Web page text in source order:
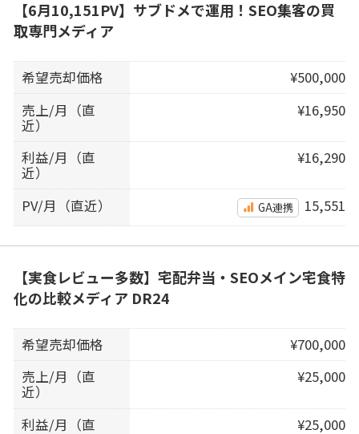
【6月10,151PV】サブドメで運用！SEO集客の買
取専門メディア
希望売却価格
¥500,000
売上/月（直
近）
¥16,950
利益/月（直
近）
¥16,290
PV/月（直近） GA連携 15,551
【実食レビュー多数】宅配弁当・SEOメイン宅食特
化の比較メディア DR24
希望売却価格
¥700,000
売上/月（直
近）
¥25,000
利益/月（直 ¥25,000